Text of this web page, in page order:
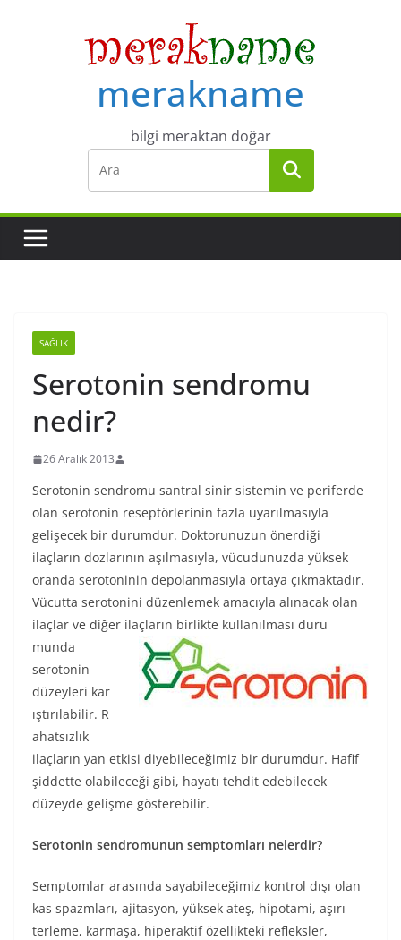
merakname
bilgi meraktan doğar
SAĞLIK
Serotonin sendromu
nedir?
26 Aralık 2013
Serotonin sendromu santral sinir sistemin ve periferde
olan serotonin reseptörlerinin fazla uyarılmasıyla
gelişecek bir durumdur. Doktorunuzun önerdiği
ilaçların dozlarının aşılmasıyla, vücudunuzda yüksek
oranda serotoninin depolanmasıyla ortaya çıkmaktadır.
Vücutta serotonini düzenlemek amacıyla alınacak olan
ilaçlar ve diğer ilaçların birlikte kullanılması duru
munda
serotonin
düzeyleri kar
ıştırılabilir. R
ahatsızlık
ilaçların yan etkisi diyebileceğimiz bir durumdur. Hafif
şiddette olabileceği gibi, hayatı tehdit edebilecek
düzeyde gelişme gösterebilir.
Serotonin sendromunun semptomları nelerdir?
Semptomlar arasında sayabileceğimiz kontrol dışı olan
kas spazmları, ajitasyon, yüksek ateş, hipotami, aşırı
terleme, karmaşa, hiperaktif özellikteki refleksler,